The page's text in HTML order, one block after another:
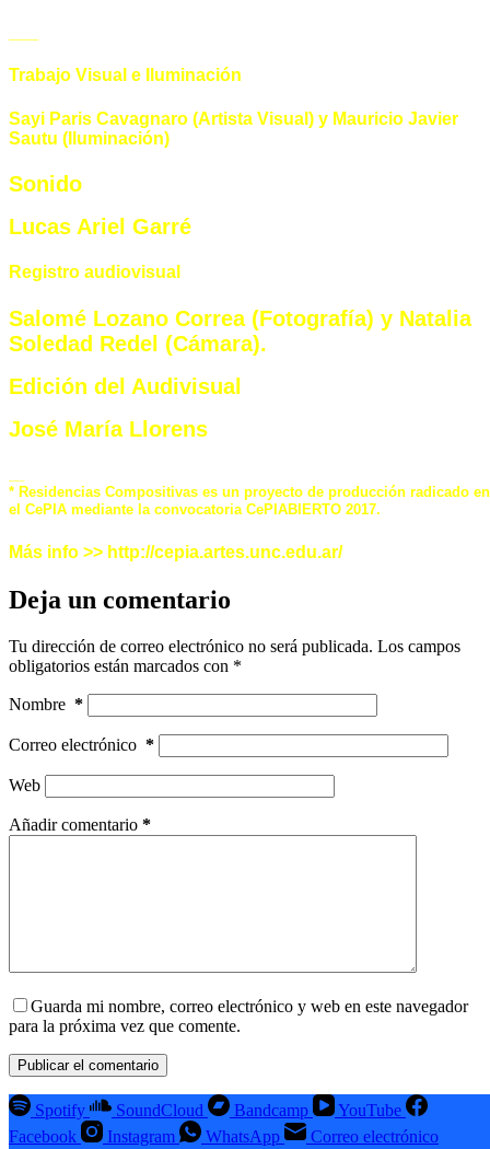
Trabajo Visual e Iluminación
Sayi Paris Cavagnaro (Artista Visual) y Mauricio Javier
Sautu (Iluminación)
Sonido
Lucas Ariel Garré
Registro audiovisual
Salomé Lozano Correa (Fotografía) y Natalia
Soledad Redel (Cámara).
Edición del Audivisual
José María Llorens
* Residencias Compositivas es un proyecto de producción radicado en
el CePIA mediante la convocatoria CePIABIERTO 2017.
Más info >> http://cepia.artes.unc.edu.ar/
Deja un comentario
Tu dirección de correo electrónico no será publicada. Los campos
obligatorios están marcados con *
Nombre *
Correo electrónico *
Web
Añadir comentario *
Guarda mi nombre, correo electrónico y web en este navegador
para la próxima vez que comente.
Publicar el comentario
Spotify SoundCloud Bandcamp
YouTube
Facebook
Instagram WhatsApp Correo electrónico